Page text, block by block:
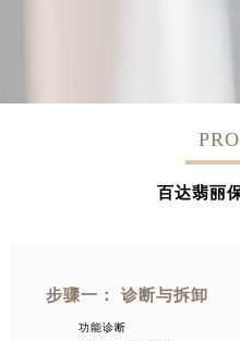
百达翡丽
步骤一： 诊断与拆卸
功能诊断